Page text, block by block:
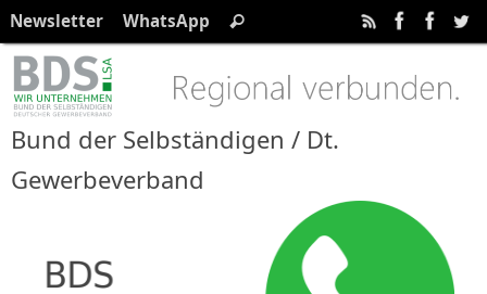
Zum
Inhalt
springen
Newsletter WhatsApp
nach:
Suchen
Bund der Selbständigen / Dt.
Gewerbeverband